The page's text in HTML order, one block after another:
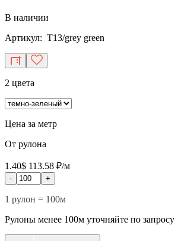
В наличии
Артикул: T13/grey green
2 цвета
Цена за метр
От рулона
1.40$ 113.58 ₽/м
- +
1 рулон = 100м
Рулоны менее 100м уточняйте по запросу